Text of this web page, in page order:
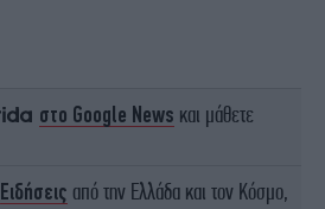
στο Google News και μάθετε
Ειδήσεις από την Ελλάδα και τον Κόσμο,